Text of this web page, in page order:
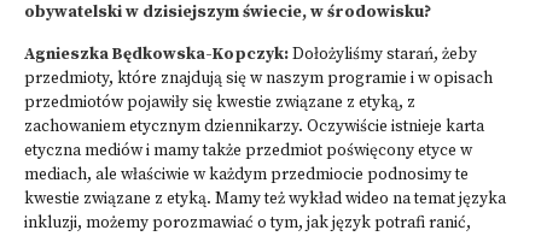
obywatelski w dzisiejszym świecie, w środowisku?
Agnieszka Będkowska-Kopczyk:Dołożyliśmy starań, żeby
przedmioty, które znajdują się w naszym programie i w opisach
przedmiotów pojawiły się kwestie związane z etyką, z
zachowaniem etycznym dziennikarzy. Oczywiście istnieje karta
etyczna mediów i mamy także przedmiot poświęcony etyce w
mediach, ale właściwie w każdym przedmiocie podnosimy te
kwestie związane z etyką. Mamy też wykład wideo na temat języka
inkluzji, możemy porozmawiać o tym, jak język potrafi ranić,